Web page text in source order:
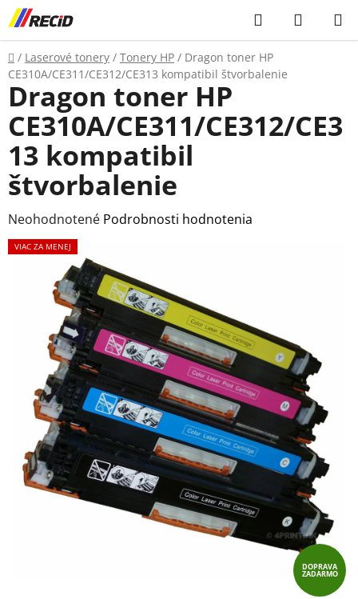
Prejsť
na
obsah
Hľadať
KOŠÍK
Domov
/ Laserové tonery / Tonery HP / Dragon toner HP
CE310A/CE311/CE312/CE313 kompatibil štvorbalenie
Dragon toner HP
CE310A/CE311/CE312/CE3
13 kompatibil
štvorbalenie
Priemerné
hodnotenie
hviezdičiek.
Neohodnotené Podrobnosti hodnotenia
VIAC ZA MENEJ
DOPRAVA
ZADARMO